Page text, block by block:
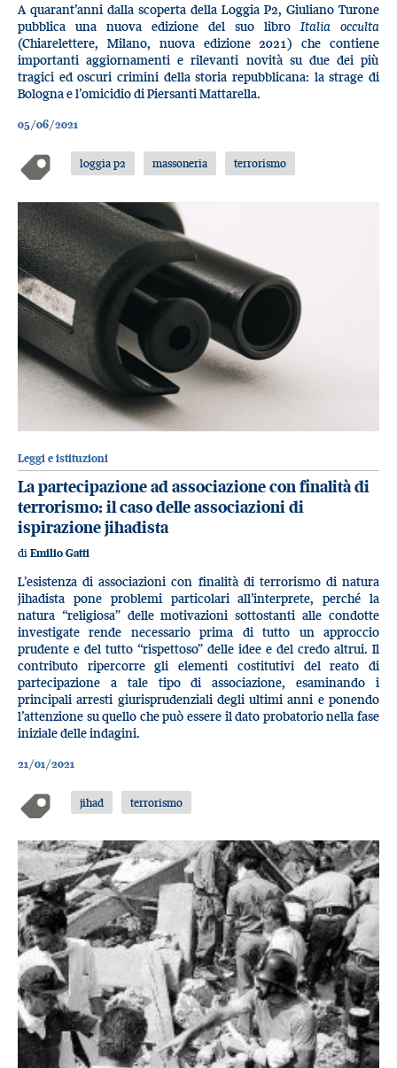
A quarant’anni dalla scoperta della Loggia P2, Giuliano Turone
pubblica una nuova edizione del suo libroItalia occulta
(Chiarelettere, Milano, nuova edizione 2021) che contiene
importanti aggiornamenti e rilevanti novità su due dei più
tragici ed oscuri crimini della storia repubblicana: la strage di
Bologna e l’omicidio di Piersanti Mattarella.
05/06/2021
loggia p2 massoneria terrorismo
Leggi e istituzioni
La partecipazione ad associazione con finalità di
terrorismo: il caso delle associazioni di
ispirazione jihadista
di Emilio Gatti
L’esistenza di associazioni con finalità di terrorismo di natura
jihadista pone problemi particolari all’interprete, perché la
natura “religiosa” delle motivazioni sottostanti alle condotte
investigate rende necessario prima di tutto un approccio
prudente e del tutto “rispettoso” delle idee e del credo altrui. Il
contributo ripercorre gli elementi costitutivi del reato di
partecipazione a tale tipo di associazione, esaminando i
principali arresti giurisprudenziali degli ultimi anni e ponendo
l’attenzione su quello che può essere il dato probatorio nella fase
iniziale delle indagini.
21/01/2021
jihad terrorismo